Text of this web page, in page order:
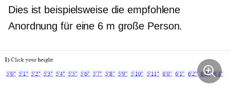
Dies ist beispielsweise die empfohlene
Anordnung für eine 6 m große Person.